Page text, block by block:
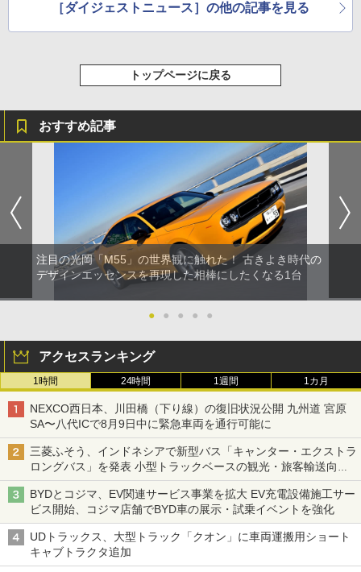
［ダイジェストニュース］の他の記事を見る
トップページに戻る
おすすめ記事
注目の光岡「M55」の世界観に触れた！ 古きよき時代の
デザインエッセンスを再現した相棒にしたくなる1台
● ● ● ● ●
アクセスランキング
1時間 24時間 1週間 1カ月
NEXCO西日本、川田橋（下り線）の復旧状況公開 九州道 宮原
SA〜八代ICで8月9日中に緊急車両を通行可能に
三菱ふそう、インドネシアで新型バス「キャンター・エクストラ
ロングバス」を発表 小型トラックベースの観光・旅客輸送向け
バス
BYDとコジマ、EV関連サービス事業を拡大 EV充電設備施工サー
ビス開始、コジマ店舗でBYD車の展示・試乗イベントを強化
UDトラックス、大型トラック「クオン」に車両運搬用ショート
キャブトラクタ追加